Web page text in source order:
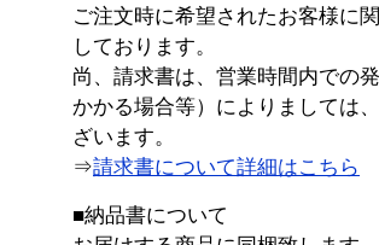
ご注文時に希望されたお客様に
しております。
尚、請求書は、営業時間内での
かかる場合等）によりましては
ざいます。
⇒請求書について詳細はこちら
■納品書について